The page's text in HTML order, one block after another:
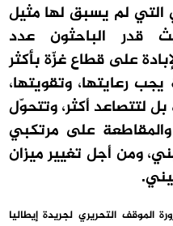
التي لم يسبق لها مثيل
قدر الباحثون عدد
على قطاع غزّة بأكثر
رعايتها، وتقويتها،
لتتصاعد أكثر، وتتحوّل
على مرتكبي
ومن أجل تغيير ميزان
الموقف التحريري لجريدة إيطاليا